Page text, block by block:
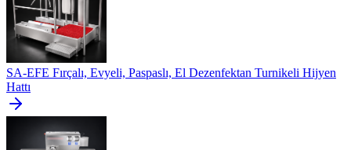
SA-EFE Fırçalı, Evyeli, Paspaslı, El Dezenfektan Turnikeli Hijyen
Hattı